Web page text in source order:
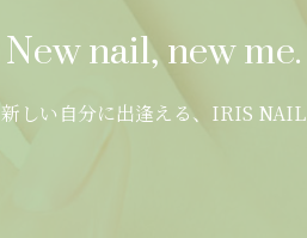
New nail, new me.
新しい自分に出逢える、IRIS NAIL